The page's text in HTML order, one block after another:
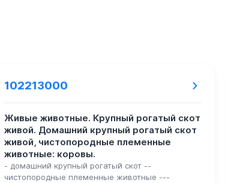
102213000
Живые животные. Крупный рогатый скот
живой. Домашний крупный рогатый скот
живой, чистопородные племенные
животные: коровы.
- домашний крупный рогатый скот --
чистопородные племенные животные ---